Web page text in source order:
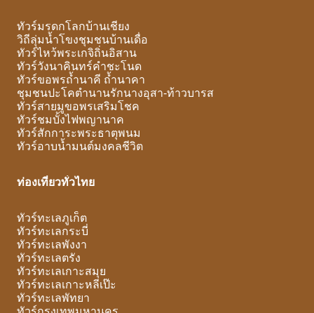
ทัวร์มรดกโลกบ้านเชียง
วิถีลุ่มน้ำโขงชุมชนบ้านเดื่อ
ทัวร์ไหว้พระเกจิถิ่นอิสาน
ทัวร์วังนาคินทร์คำชะโนด
ทัวร์ขอพรถ้ำนาคี ถ้ำนาคา
ชุมชนปะโคตำนานรักนางอุสา-ท้าวบารส
ทัวร์สายมูขอพรเสริมโชค
ทัวร์ชมบั้งไฟพญานาค
ทัวร์สักการะพระธาตุพนม
ทัวร์อาบน้ำมนต์มงคลชีวิต
ท่องเที่ยวทั่วไทย
ทัวร์ทะเลภูเก็ต
ทัวร์ทะเลกระบี่
ทัวร์ทะเลพังงา
ทัวร์ทะเลตรัง
ทัวร์ทะเลเกาะสมุย
ทัวร์ทะเลเกาะหลีเป๊ะ
ทัวร์ทะเลพัทยา